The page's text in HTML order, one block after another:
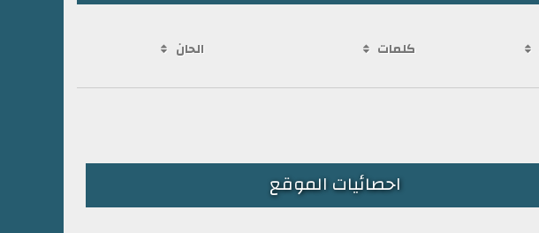
كلمات الحان
احصائيات الموقع